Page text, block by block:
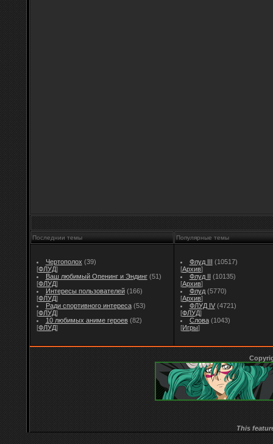
Последнии темы Популярные темы
Чертополох (39)
[ФЛУД]
Ваш любимый Опенинг и Эндинг (51)
[ФЛУД]
Интересы пользователей (166)
[ФЛУД]
Ради спортивного интереса (53)
[ФЛУД]
10 любимых аниме героев (82)
[ФЛУД]
Флуд III (10517)
[Архив]
Флуд II (10135)
[Архив]
Флуд (5770)
[Архив]
ФЛУД IV (4721)
[ФЛУД]
Слова (1043)
[Игры]
This